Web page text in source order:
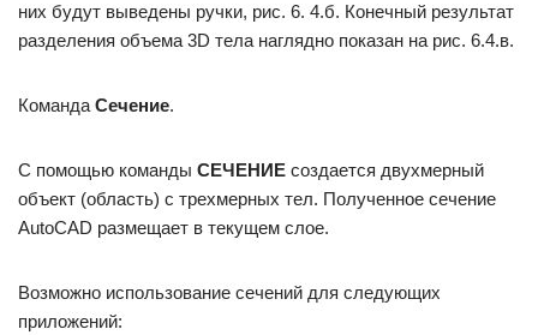
них будут выведены ручки, рис. 6. 4.б. Конечный результат
разделения объема 3D тела наглядно показан на рис. 6.4.в.
Команда Сечение.
С помощью команды СЕЧЕНИЕ создается двухмерный
объект (область) с трехмерных тел. Полученное сечение
AutoCAD размещает в текущем слое.
Возможно использование сечений для следующих
приложений: